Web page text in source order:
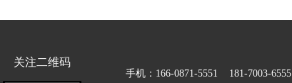
关注二维码
手机：166-0871-5551 181-7003-6555